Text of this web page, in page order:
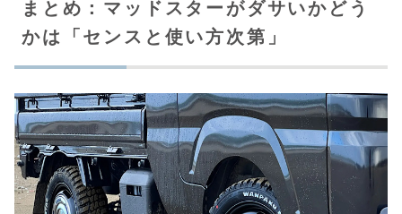
まとめ：マッドスターがダサいかどう
かは「センスと使い方次第」